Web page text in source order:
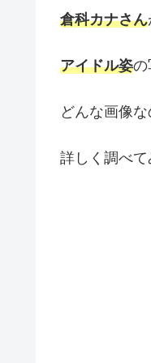
倉科カナさん
アイドル姿の
どんな画像な
詳しく調べ